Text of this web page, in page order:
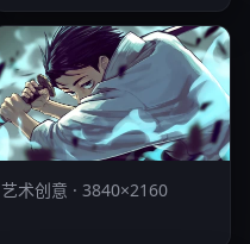
艺术创意 · 3840×2160